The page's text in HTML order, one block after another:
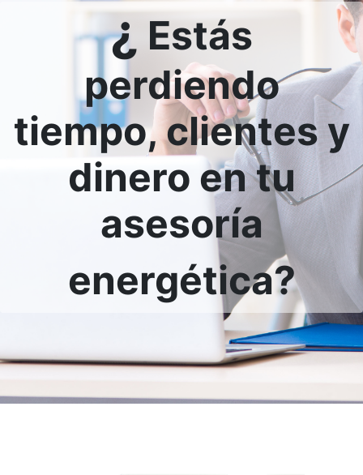
¿ Estás
perdiendo
tiempo, clientes y
dinero en tu
asesoría
energética?